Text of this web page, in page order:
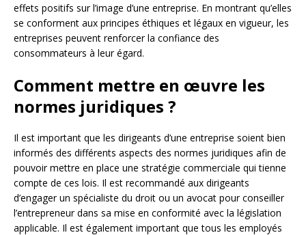
effets positifs sur l’image d’une entreprise. En montrant qu’elles
se conforment aux principes éthiques et légaux en vigueur, les
entreprises peuvent renforcer la confiance des
consommateurs à leur égard.
Comment mettre en œuvre les
normes juridiques ?
Il est important que les dirigeants d’une entreprise soient bien
informés des différents aspects des normes juridiques afin de
pouvoir mettre en place une stratégie commerciale qui tienne
compte de ces lois. Il est recommandé aux dirigeants
d’engager un spécialiste du droit ou un avocat pour conseiller
l’entrepreneur dans sa mise en conformité avec la législation
applicable. Il est également important que tous les employés